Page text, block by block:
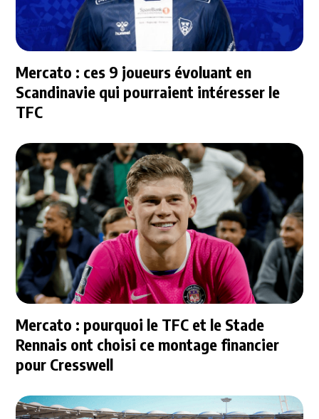
Mercato : ces 9 joueurs évoluant en
Scandinavie qui pourraient intéresser le
TFC
Mercato : pourquoi le TFC et le Stade
Rennais ont choisi ce montage financier
pour Cresswell